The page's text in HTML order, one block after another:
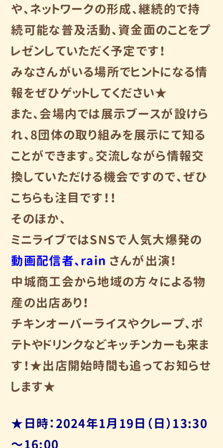
や、ネットワークの形成、継続的で持
続可能な普及活動、資金面のことをプ
レゼンしていただく予定です！
みなさんがいる場所でヒントになる情
報をぜひゲットしてください★
また、会場内では展示ブースが設けら
れ、8団体の取り組みを展示にて知る
ことができます。交流しながら情報交
換していただける機会ですので、ぜひ
こちらも注目です！！
そのほか、
ミニライブではSNSで人気大爆発の
動画配信者、rain さんが出演！
中城商工会から地域の方々による物
産の出店あり！
チキンオーバーライスやクレープ、ポ
テトやドリンクなどキッチンカーも来ま
す！★出店開始時間も追ってお知らせ
します★
★日時：2024年1月19日（日）13:30